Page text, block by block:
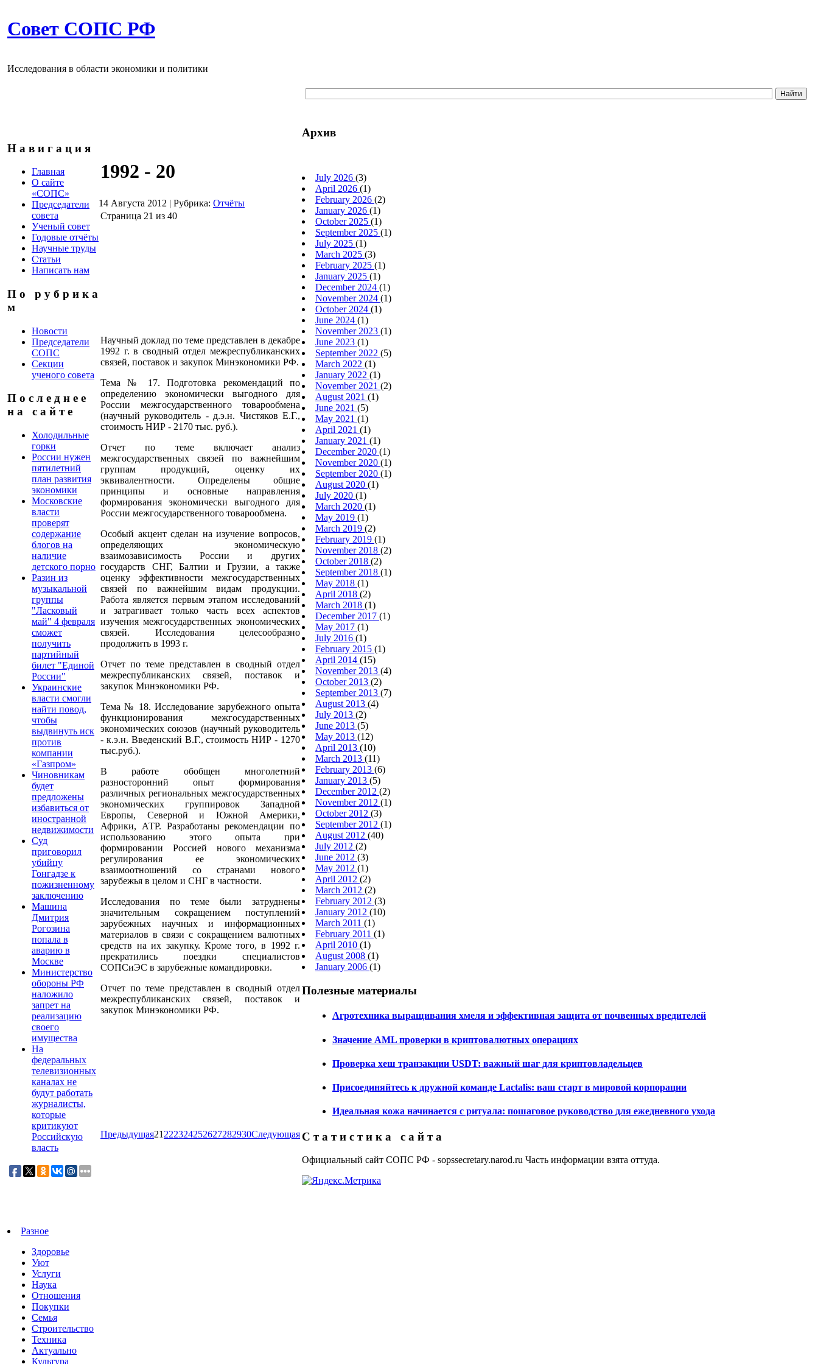
Совет СОПС РФ
Исследования в области экономики и политики
Н а в и г а ц и я
Главная
О сайте
«СОПС»
Председатели
совета
Ученый совет
Годовые отчёты
Научные труды
Статьи
Написать нам
П о р у б р и к а
м
Новости
Председатели
СОПС
Секции
ученого совета
П о с л е д н е е
н а с а й т е
Холодильные
горки
России нужен
пятилетний
план развития
экономики
Московские
власти
проверят
содержание
блогов на
наличие
детского порно
Разин из
музыкальной
группы
"Ласковый
май" 4 февраля
сможет
получить
партийный
билет "Единой
России"
Украинские
власти смогли
найти повод,
чтобы
выдвинуть иск
против
компании
«Газпром»
Чиновникам
будет
предложены
избавиться от
иностранной
недвижимости
Суд
приговорил
убийцу
Гонгадзе к
пожизненному
заключению
Машина
Дмитрия
Рогозина
попала в
аварию в
Москве
Министерство
обороны РФ
наложило
запрет на
реализацию
своего
имущества
На
федеральных
телевизионных
каналах не
будут работать
журналисты,
которые
критикуют
Российскую
власть
1992 - 20
14 Августа 2012 | Рубрика: Отчёты
Страница 21 из 40
Научный доклад по теме представлен в декабре
1992 г. в сводный отдел межреспубликанских
связей, поставок и закупок Минэкономики РФ.
Тема № 17. Подготовка рекомендаций по
определению экономически выгодного для
России межгосударственного товарообмена
(научный руководитель - д.э.н. Чистяков Е.Г.,
стоимость НИР - 2170 тыс. руб.).
Отчет по теме включает анализ
межгосударственных связей по важнейшим
группам продукций, оценку их
эквивалентности. Определены общие
принципы и основные направления
формирования экономически выгодного для
России межгосударственного товарообмена.
Особый акцент сделан на изучение вопросов,
определяющих экономическую
взаимозависимость России и других
государств СНГ, Балтии и Грузии, а также
оценку эффективности межгосударственных
связей по важнейшим видам продукции.
Работа является первым этапом исследований
и затрагивает только часть всех аспектов
изучения межгосударственных экономических
связей. Исследования целесообразно
продолжить в 1993 г.
Отчет по теме представлен в сводный отдел
межреспубликанских связей, поставок и
закупок Минэкономики РФ.
Тема № 18. Исследование зарубежного опыта
функционирования межгосударственных
экономических союзов (научный руководитель
- к.э.н. Введенский В.Г., стоимость НИР - 1270
тыс.руб.).
В работе обобщен многолетний
разносторонний опыт формирования
различных региональных межгосударственных
экономических группировок Западной
Европы, Северной и Южной Америки,
Африки, АТР. Разработаны рекомендации по
использованию этого опыта при
формировании Россией нового механизма
регулирования ее экономических
взаимоотношений со странами нового
зарубежья в целом и СНГ в частности.
Исследования по теме были затруднены
значительным сокращением поступлений
зарубежных научных и информационных
материалов в связи с сокращением валютных
средств на их закупку. Кроме того, в 1992 г.
прекратились поездки специалистов
СОПСиЭС в зарубежные командировки.
Отчет по теме представлен в сводный отдел
межреспубликанских связей, поставок и
закупок Минэкономики РФ.
Предыдущая21 222324252627282930Следующая
Архив
July 2026 (3)
April 2026 (1)
February 2026 (2)
January 2026 (1)
October 2025 (1)
September 2025 (1)
July 2025 (1)
March 2025 (3)
February 2025 (1)
January 2025 (1)
December 2024 (1)
November 2024 (1)
October 2024 (1)
June 2024 (1)
November 2023 (1)
June 2023 (1)
September 2022 (5)
March 2022 (1)
January 2022 (1)
November 2021 (2)
August 2021 (1)
June 2021 (5)
May 2021 (1)
April 2021 (1)
January 2021 (1)
December 2020 (1)
November 2020 (1)
September 2020 (1)
August 2020 (1)
July 2020 (1)
March 2020 (1)
May 2019 (1)
March 2019 (2)
February 2019 (1)
November 2018 (2)
October 2018 (2)
September 2018 (1)
May 2018 (1)
April 2018 (2)
March 2018 (1)
December 2017 (1)
May 2017 (1)
July 2016 (1)
February 2015 (1)
April 2014 (15)
November 2013 (4)
October 2013 (2)
September 2013 (7)
August 2013 (4)
July 2013 (2)
June 2013 (5)
May 2013 (12)
April 2013 (10)
March 2013 (11)
February 2013 (6)
January 2013 (5)
December 2012 (2)
November 2012 (1)
October 2012 (3)
September 2012 (1)
August 2012 (40)
July 2012 (2)
June 2012 (3)
May 2012 (1)
April 2012 (2)
March 2012 (2)
February 2012 (3)
January 2012 (10)
March 2011 (1)
February 2011 (1)
April 2010 (1)
August 2008 (1)
January 2006 (1)
Полезные материалы
Агротехника выращивания хмеля и эффективная защита от почвенных вредителей
Значение AML проверки в криптовалютных операциях
Проверка хеш транзакции USDT: важный шаг для криптовладельцев
Присоединяйтесь к дружной команде Lactalis: ваш старт в мировой корпорации
Идеальная кожа начинается с ритуала: пошаговое руководство для ежедневного ухода
С т а т и с т и к а с а й т а
Официальный сайт СОПС РФ - sopssecretary.narod.ru Часть информации взята оттуда.
Разное
Здоровье
Уют
Услуги
Наука
Отношения
Покупки
Семья
Строительство
Техника
Актуально
Культура